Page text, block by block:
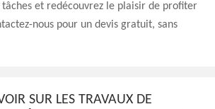
tâches et redécouvrez le plaisir de profiter
nous pour un devis gratuit, sans
SUR LES TRAVAUX DE